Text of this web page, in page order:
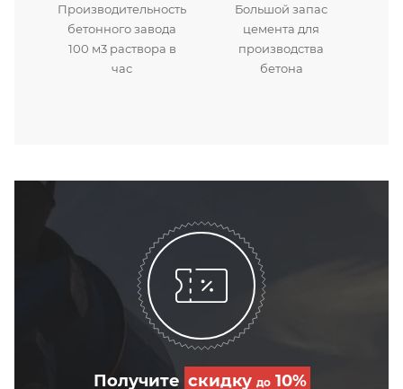
Производительность
бетонного завода
100 м3 раствора в
час
Большой запас
цемента для
производства
бетона
Получите скидку до10%